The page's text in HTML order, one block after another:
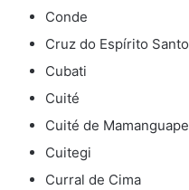
Conde
Cruz do Espírito Santo
Cubati
Cuité
Cuité de Mamanguape
Cuitegi
Curral de Cima